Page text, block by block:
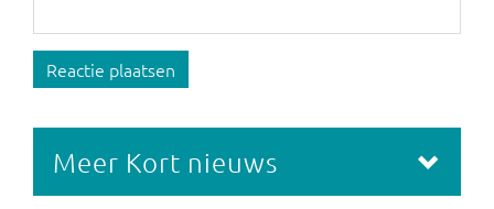
Reactie plaatsen
Meer Kort nieuws